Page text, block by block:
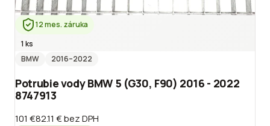
12 mes. záruka
1 ks
BMW
2016–2022
Potrubie vody BMW 5 (G30, F90) 2016 - 2022
8747913
101 €82.11 €bez DPH